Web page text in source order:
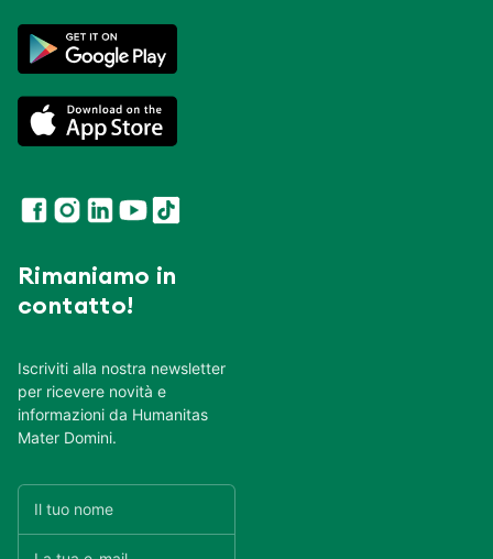
Rimaniamo in
contatto!
Iscriviti alla nostra newsletter
per ricevere novità e
informazioni da Humanitas
Mater Domini.